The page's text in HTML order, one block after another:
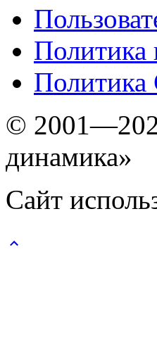
Политика
Политика
©
динамика»
Сайт